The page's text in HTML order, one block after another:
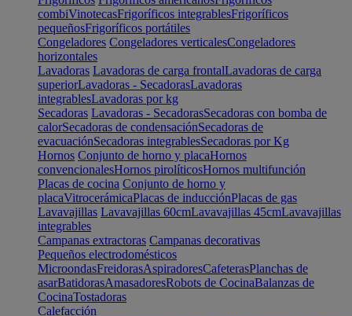
combiVinotecasFrigoríficos integrablesFrigoríficos
pequeñosFrigoríficos portátiles
Congeladores Congeladores verticalesCongeladores
horizontales
Lavadoras Lavadoras de carga frontalLavadoras de carga
superiorLavadoras - SecadorasLavadoras
integrablesLavadoras por kg
Secadoras Lavadoras - SecadorasSecadoras con bomba de
calorSecadoras de condensaciónSecadoras de
evacuaciónSecadoras integrablesSecadoras por Kg
Hornos Conjunto de horno y placaHornos
convencionalesHornos pirolíticosHornos multifunción
Placas de cocina Conjunto de horno y
placaVitrocerámicaPlacas de inducciónPlacas de gas
Lavavajillas Lavavajillas 60cmLavavajillas 45cmLavavajillas
integrables
Campanas extractoras Campanas decorativas
Pequeños electrodomésticos
MicroondasFreidorasAspiradoresCafeterasPlanchas de
asarBatidorasAmasadoresRobots de CocinaBalanzas de
CocinaTostadoras
Calefacción